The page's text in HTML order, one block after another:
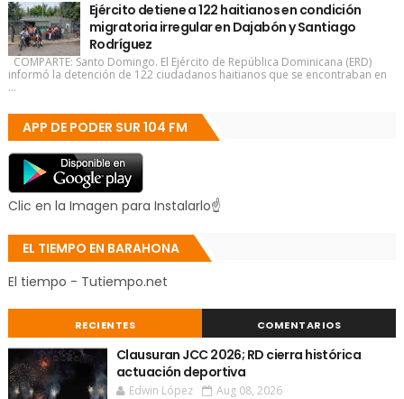
Ejército detiene a 122 haitianos en condición
migratoria irregular en Dajabón y Santiago
Rodríguez
COMPARTE: Santo Domingo. El Ejército de República Dominicana (ERD)
informó la detención de 122 ciudadanos haitianos que se encontraban en
...
APP DE PODER SUR 104 FM
Clic en la Imagen para Instalarlo☝
EL TIEMPO EN BARAHONA
El tiempo - Tutiempo.net
RECIENTES COMENTARIOS
Clausuran JCC 2026; RD cierra histórica
actuación deportiva
Edwin López Aug 08, 2026